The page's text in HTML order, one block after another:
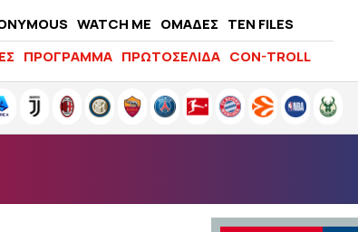
WATCH ME ΟΜΑΔΕΣ TEN FILES
ΠΡΟΓΡΑΜΜΑ ΠΡΩΤΟΣΕΛΙΔΑ CON-TROLL